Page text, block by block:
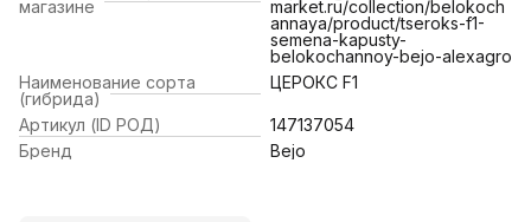
магазине
market.ru/collection/belokoch
annaya/product/tseroks-f1-
semena-kapusty-
belokochannoy-bejo-alexagro
Наименование сорта
(гибрида)
ЦЕРОКС F1
Артикул (ID РОД)
147137054
Бренд
Bejo